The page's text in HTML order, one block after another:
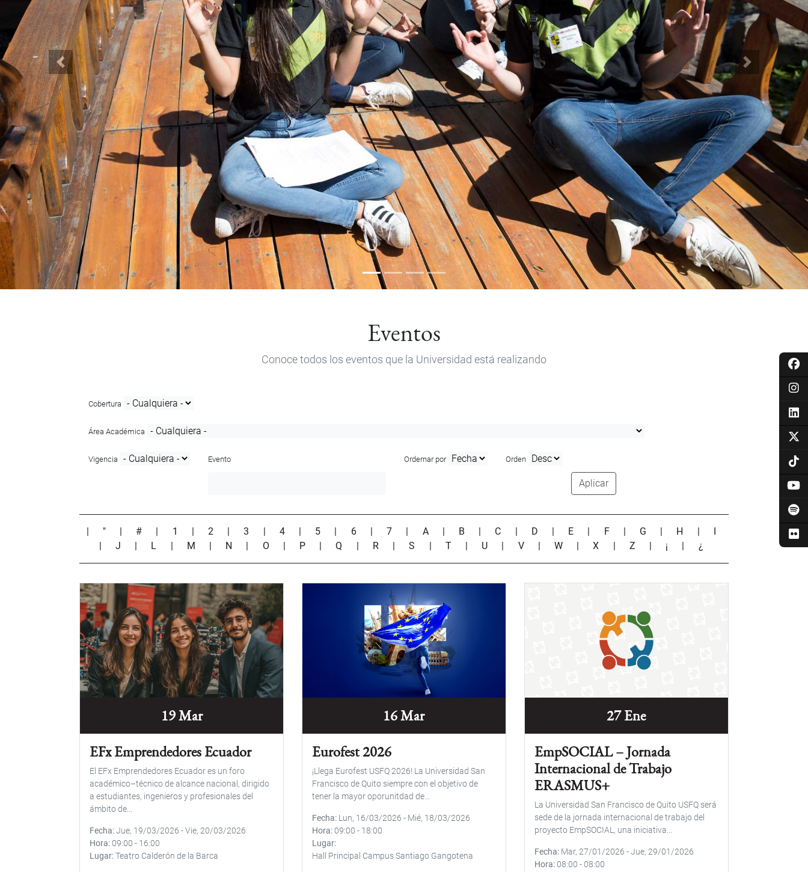
Anterior Siguiente
Eventos
Conoce todos los eventos que la Universidad está realizando
Cobertura
Área Académica
Vigencia Evento Ordernar por Orden
Aplicar
" # 1 2 |3 4 5 6 |7 A B C D E F G H
J L M N O P |Q R |S T U V W |X Z ¡ ¿
19 Mar
EFx Emprendedores Ecuador
El EFx Emprendedores Ecuador es un foro
académico–técnico de alcance nacional, dirigido
a estudiantes, ingenieros y profesionales del
ámbito de...
Fecha Jue, 19/03/2026 -Vie, 20/03/2026
Hora 09:00 - 16:00
Lugar Teatro Calderón de la Barca
16 Mar
Eurofest 2026
¡Llega Eurofest USFQ 2026! La Universidad San
Francisco de Quito siempre con el objetivo de
tener la mayor oporunitdad de...
Fecha Lun, 16/03/2026 - Mié, 18/03/2026
Hora 09:00 - 18:00
Lugar
Hall Principal Campus Santiago Gangotena
27 Ene
EmpSOCIAL – Jornada
Internacional de Trabajo
ERASMUS+
La Universidad San Francisco de Quito USFQ será
sede de la jornada internacional de trabajo del
proyecto EmpSOCIAL, una iniciativa...
Fecha Mar, 27/01/2026 -Jue, 29/01/2026
Hora 08:00 -08:00